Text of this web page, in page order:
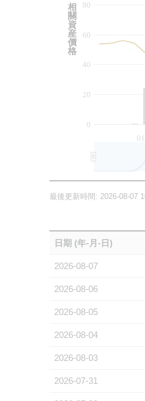
0
20
40
60
80
相
關
資
産
價
格
最後更新時間: 2026-08-07
日期 (年-月-日)
2026-08-07
2026-08-06
2026-08-05
2026-08-04
2026-08-03
2026-07-31